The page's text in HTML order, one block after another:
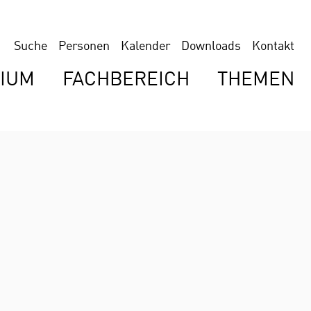
Suche Personen Kalender Downloads Kontakt
FACHBEREICH THEMEN